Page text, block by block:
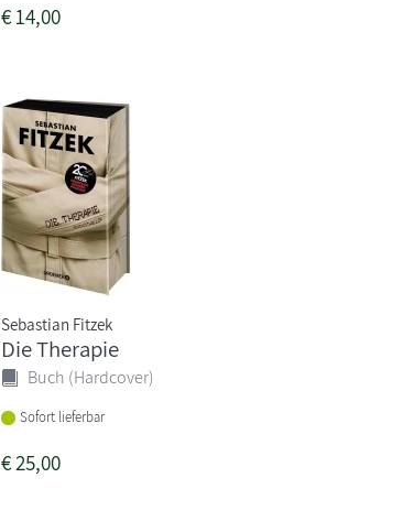
€14,00
Sebastian Fitzek
Die Therapie
Buch (Hardcover)
Sofort lieferbar
€25,00